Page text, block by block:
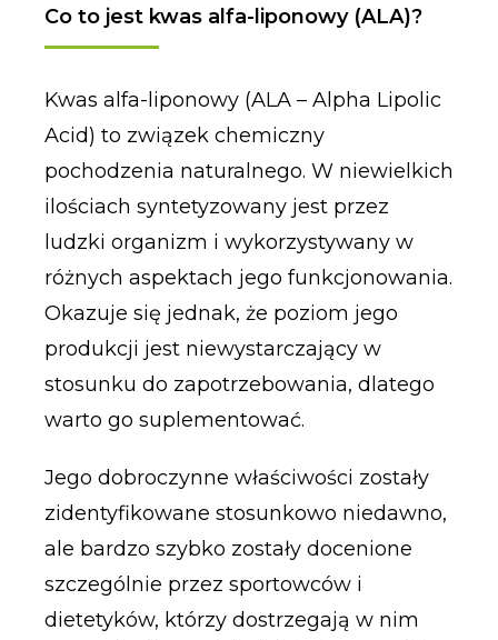
Co to jest kwas alfa-liponowy (ALA)?
Kwas alfa-liponowy (ALA – Alpha Lipolic
Acid) to związek chemiczny
pochodzenia naturalnego. W niewielkich
ilościach syntetyzowany jest przez
ludzki organizm i wykorzystywany w
różnych aspektach jego funkcjonowania.
Okazuje się jednak, że poziom jego
produkcji jest niewystarczający w
stosunku do zapotrzebowania, dlatego
warto go suplementować.
Jego dobroczynne właściwości zostały
zidentyfikowane stosunkowo niedawno,
ale bardzo szybko zostały docenione
szczególnie przez sportowców i
dietetyków, którzy dostrzegają w nim